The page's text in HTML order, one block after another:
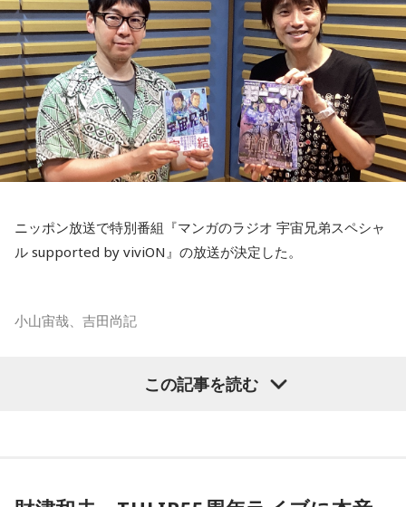
ニッポン放送で特別番組『マンガのラジオ 宇宙兄弟スペシャ
ル supported by viviON』の放送が決定した。
小山宙哉、吉田尚記
パーソナリティを務め、漫画にまつわるゲストを迎えるポッ
この記事を読む